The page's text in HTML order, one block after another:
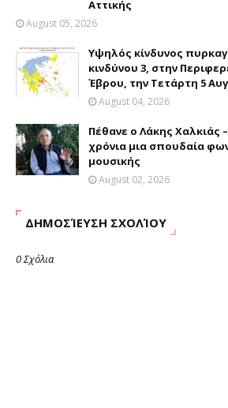
Αττικής
August 05, 2026
Υψηλός κίνδυνος
κινδύνου 3, στην
Έβρου, την Τετάρτη 5
August 04, 2026
Πέθανε ο Λάκης Χαλκιάς
χρόνια μια σπουδαία
μουσικής
August 02, 2026
ΔΗΜΟΣΊΕΥΣΗ ΣΧΟΛΊΟΥ
0 Σχόλια